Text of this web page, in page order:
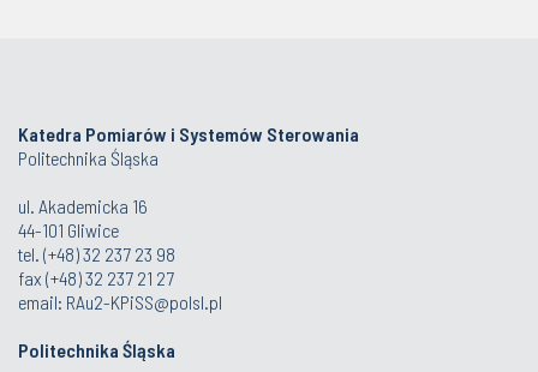
Katedra Pomiarów i Systemów Sterowania
Politechnika Śląska
ul. Akademicka 16
44-101 Gliwice
tel. (+48) 32 237 23 98
fax (+48) 32 237 21 27
email: RAu2-KPiSS@polsl.pl
Politechnika Śląska